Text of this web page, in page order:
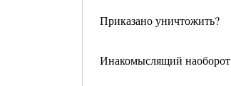
Приказано уничтожить?
Инакомыслящий наоборот